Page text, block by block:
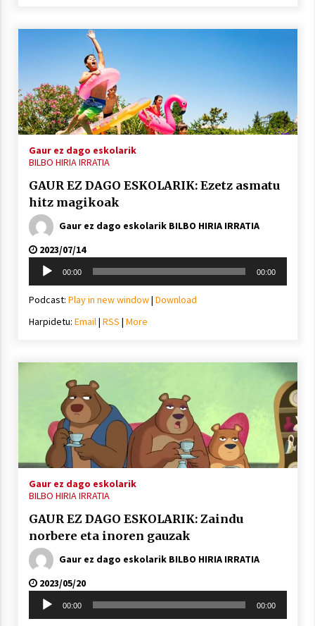
Gaur ez dago eskolarik
BILBO HIRIA IRRATIA
GAUR EZ DAGO ESKOLARIK: Ezetz asmatu
hitz magikoak
Gaur ez dago eskolarik BILBO HIRIA IRRATIA
2023/07/14
Soinu
erreproduzigailua
00:00 00:00
Podcast: Play in new window| Download
Harpidetu: Email| RSS | More
Gaur ez dago eskolarik
BILBO HIRIA IRRATIA
GAUR EZ DAGO ESKOLARIK: Zaindu
norbere eta inoren gauzak
Gaur ez dago eskolarik BILBO HIRIA IRRATIA
2023/05/20
Soinu
erreproduzigailua
00:00 00:00